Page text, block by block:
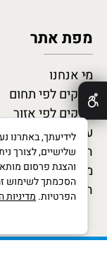
מפת אתר
מי אנחנו
עסקים לפי תחום
עסקים לפי אזור
עסקים מומלצים
המגזין העסקי
מדריך לעסקים
הצטרף כמומחה
✕
שלישיים, לצורך
והצגת פרסום
הסכמתך לשימוש
הפרטיות. מדיניות